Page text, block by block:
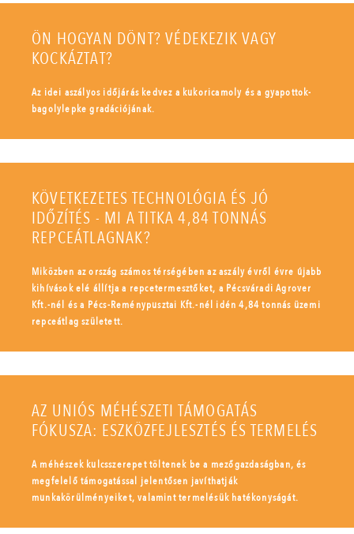
ÖN HOGYAN DÖNT? VÉDEKEZIK VAGY
KOCKÁZTAT?
Az idei aszályos időjárás kedvez a kukoricamoly és a gyapottok-
bagolylepke gradációjának.
KÖVETKEZETES TECHNOLÓGIA ÉS JÓ
IDŐZÍTÉS - MI A TITKA 4,84 TONNÁS
REPCEÁTLAGNAK?
Miközben az ország számos térségében az aszály évről évre újabb
kihívások elé állítja a repcetermesztőket, a Pécsváradi Agrover
Kft.-nél és a Pécs-Reménypusztai Kft.-nél idén 4,84 tonnás üzemi
repceátlag született.
AZ UNIÓS MÉHÉSZETI TÁMOGATÁS
FÓKUSZA: ESZKÖZFEJLESZTÉS ÉS TERMELÉS
A méhészek kulcsszerepet töltenek be a mezőgazdaságban, és
megfelelő támogatással jelentősen javíthatják
munkakörülményeiket, valamint termelésük hatékonyságát.